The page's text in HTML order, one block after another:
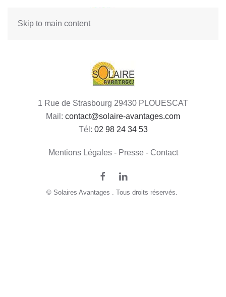
Skip to main content
1 Rue de Strasbourg 29430 PLOUESCAT
Mail: contact@solaire-avantages.com
Tél: 02 98 24 34 53
Mentions Légales - Presse - Contact
© Solaires Avantages . Tous droits réservés.